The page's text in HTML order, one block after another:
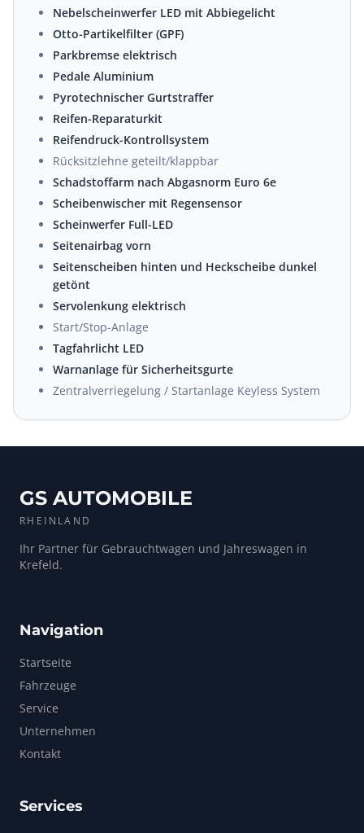
Nebelscheinwerfer LED mit Abbiegelicht
Otto-Partikelfilter (GPF)
Parkbremse elektrisch
Pedale Aluminium
Pyrotechnischer Gurtstraffer
Reifen-Reparaturkit
Reifendruck-Kontrollsystem
Rücksitzlehne geteilt/klappbar
Schadstoffarm nach Abgasnorm Euro 6e
Scheibenwischer mit Regensensor
Scheinwerfer Full-LED
Seitenairbag vorn
Seitenscheiben hinten und Heckscheibe dunkel
getönt
Servolenkung elektrisch
Start/Stop-Anlage
Tagfahrlicht LED
Warnanlage für Sicherheitsgurte
Zentralverriegelung / Startanlage Keyless System
GS AUTOMOBILE
RHEINLAND
Ihr Partner für Gebrauchtwagen und Jahreswagen in
Krefeld.
Navigation
Startseite
Fahrzeuge
Service
Unternehmen
Kontakt
Services